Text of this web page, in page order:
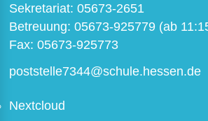
Sekretariat: 05673-2651
Betreuung: 05673-925779(ab
Fax: 05673-925773
poststelle7344@schule.hessen.de
Nextcloud